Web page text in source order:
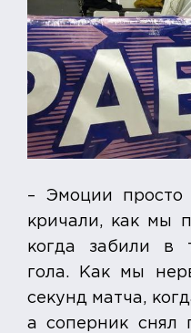
– Эмоции
кричали, как мы
когда забили в
гола. Как мы
секунд матча,
а соперник снял